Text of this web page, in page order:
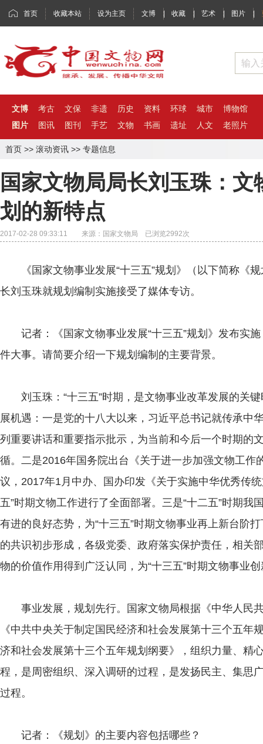
首页 收藏本站 设为主页 文博 | 收藏 | 艺术 | 图片 |
文博 考古 文保 非遗 历史 资料 环球 城市
博物馆
图片
图讯 图刊 手艺 文物 书画 遗址 人文 老照片
首页 >> 滚动资讯 >> 专题信息
国家文物局局长刘玉珠：文
划的新特点
2017-02-28 09:33:11 来源：国家文物局 已浏览2992次
《国家文物事业发展“十三五”规划》（以下简称《规
长刘玉珠就规划编制实施接受了媒体专访。
记者：《国家文物事业发展“十三五”规划》发布实施
件大事。请简要介绍一下规划编制的主要背景。
刘玉珠：“十三五”时期，是文物事业改革发展的关键
展机遇：一是党的十八大以来，习近平总书记就传承中
列重要讲话和重要指示批示，为当前和今后一个时期的
循。二是2016年国务院出台《关于进一步加强文物工作
议，2017年1月中办、国办印发《关于实施中华优秀传
五”时期文物工作进行了全面部署。三是“十二五”时期我
有进的良好态势，为“十三五”时期文物事业再上新台阶
的共识初步形成，各级党委、政府落实保护责任，相关
物的价值作用得到广泛认同，为“十三五”时期文物事业
事业发展，规划先行。国家文物局根据《中华人民
《中共中央关于制定国民经济和社会发展第十三个五年
济和社会发展第十三个五年规划纲要》，组织力量、精
程，是周密组织、深入调研的过程，是发扬民主、集思
过程。
记者：《规划》的主要内容包括哪些？